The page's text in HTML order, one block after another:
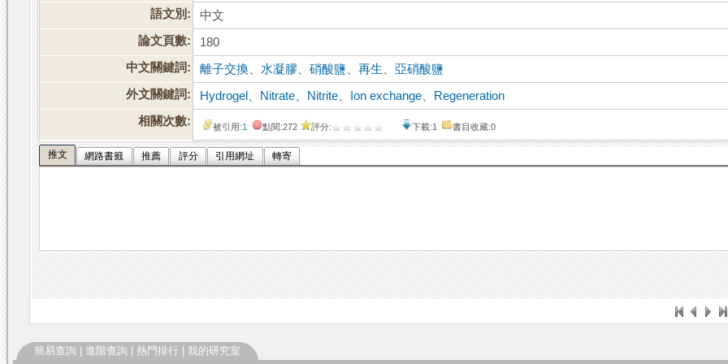
語文別:
中文
論文頁數:
180
中文關鍵詞:
離子交換 水凝膠 、硝酸鹽 、再生 、亞硝酸鹽
外文關鍵詞:
Hydrogel Nitrate Nitrite Ion exchange
Regeneration
相關次數:
被引用:1 點閱:272 評分: 下載:1 書目收藏:0
推文 網路書籤 推薦 評分 引用網址 轉寄
簡易查詢 進階查詢 熱門排行 我的研究室